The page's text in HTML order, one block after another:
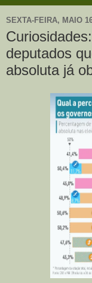
SEXTA-FEIRA, MAIO
deputados
absoluta já